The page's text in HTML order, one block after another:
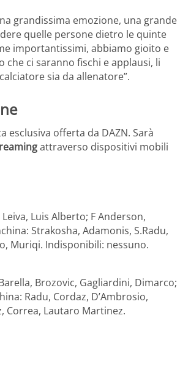
grandissima emozione, una grande
quelle persone dietro le quinte
importantissimi, abbiamo gioito e
ci saranno fischi e applausi, li
sia da allenatore”.
esclusiva offerta da DAZN. Sarà
attraverso dispositivi mobili
Luis Alberto; F Anderson,
Strakosha, Adamonis, S.Radu,
Muriqi. Indisponibili: nessuno.
Brozovic, Gagliardini, Dimarco;
Radu, Cordaz, D’Ambrosio,
Correa, Lautaro Martinez.